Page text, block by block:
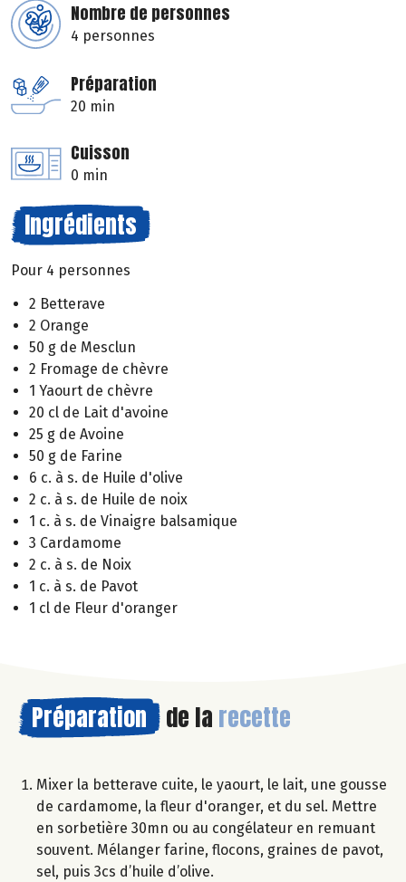
Nombre de personnes
4 personnes
Préparation
20 min
Cuisson
0 min
Ingrédients
Pour 4 personnes
2 Betterave
2 Orange
50 g de Mesclun
2 Fromage de chèvre
1 Yaourt de chèvre
20 cl de Lait d'avoine
25 g de Avoine
50 g de Farine
6 c. à s. de Huile d'olive
2 c. à s. de Huile de noix
1 c. à s. de Vinaigre balsamique
3 Cardamome
2 c. à s. de Noix
1 c. à s. de Pavot
1 cl de Fleur d'oranger
Préparation de la recette
Mixer la betterave cuite, le yaourt, le lait, une gousse
de cardamome, la fleur d'oranger, et du sel. Mettre
en sorbetière 30mn ou au congélateur en remuant
souvent. Mélanger farine, flocons, graines de pavot,
sel, puis 3cs d’huile d’olive.